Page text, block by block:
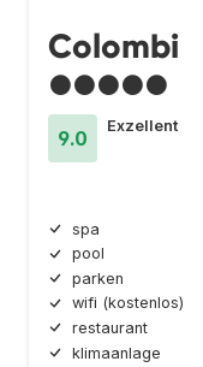
Colombi
●●●●●
9.0
Exzellent
spa
pool
parken
wifi (kostenlos)
restaurant
klimaanlage